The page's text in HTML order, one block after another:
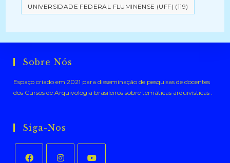
UNIVERSIDADE FEDERAL FLUMINENSE (UFF) (119)
Sobre Nós
Espaço criado em 2021 para disseminação de pesquisas de docentes
dos Cursos de Arquivologia brasileiros sobre temáticas arquivísticas .
Siga-Nos